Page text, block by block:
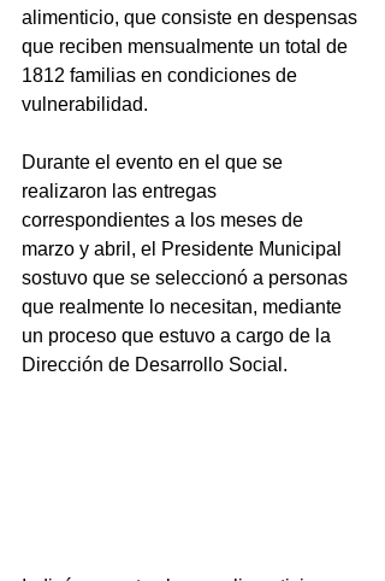
alimenticio, que consiste en despensas
que reciben mensualmente un total de
1812 familias en condiciones de
vulnerabilidad.
Durante el evento en el que se
realizaron las entregas
correspondientes a los meses de
marzo y abril, el Presidente Municipal
sostuvo que se seleccionó a personas
que realmente lo necesitan, mediante
un proceso que estuvo a cargo de la
Dirección de Desarrollo Social.